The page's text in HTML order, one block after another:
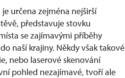
je určena zejména nejširší
představuje stovku
se zajímavými příběhy
naší krajiny. Někdy však takové
nebo laserové skenování
pohled nezajímavé, tvoří ale